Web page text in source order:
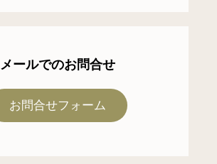
メールでのお問合せ
お問合せフォーム